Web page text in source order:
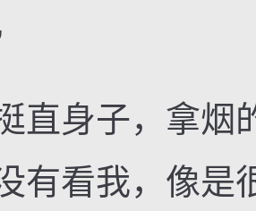
身子，拿烟
有看我，像是